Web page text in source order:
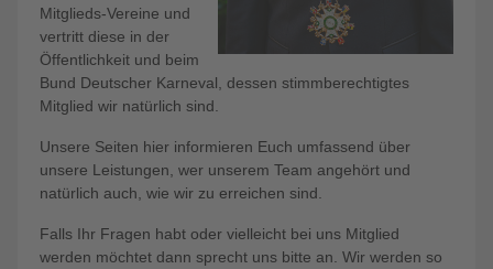
Mitglieds-Vereine und
vertritt diese in der
Öffentlichkeit und beim
Bund Deutscher Karneval, dessen stimmberechtigtes
Mitglied wir natürlich sind.
Unsere Seiten hier informieren Euch umfassend über
unsere Leistungen, wer unserem Team angehört und
natürlich auch, wie wir zu erreichen sind.
Falls Ihr Fragen habt oder vielleicht bei uns Mitglied
werden möchtet dann sprecht uns bitte an. Wir werden so